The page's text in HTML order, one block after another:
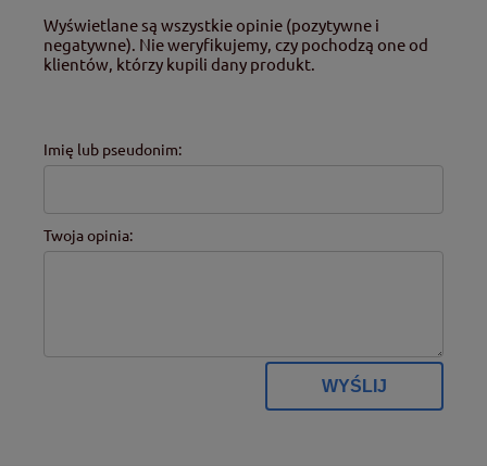
Wyświetlane są wszystkie opinie (pozytywne i
negatywne). Nie weryfikujemy, czy pochodzą one od
klientów, którzy kupili dany produkt.
Imię lub pseudonim:
Twoja opinia:
WYŚLIJ